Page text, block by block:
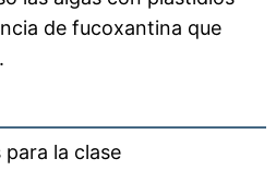
de fucoxantina que
la clase